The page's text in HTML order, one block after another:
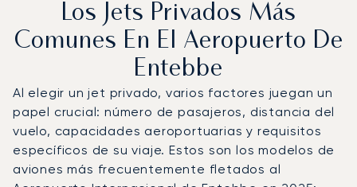
Los Jets Privados Más
Comunes En El Aeropuerto De
Entebbe
Al elegir un jet privado, varios factores juegan un
papel crucial: número de pasajeros, distancia del
vuelo, capacidades aeroportuarias y requisitos
específicos de su viaje. Estos son los modelos de
aviones más frecuentemente fletados al